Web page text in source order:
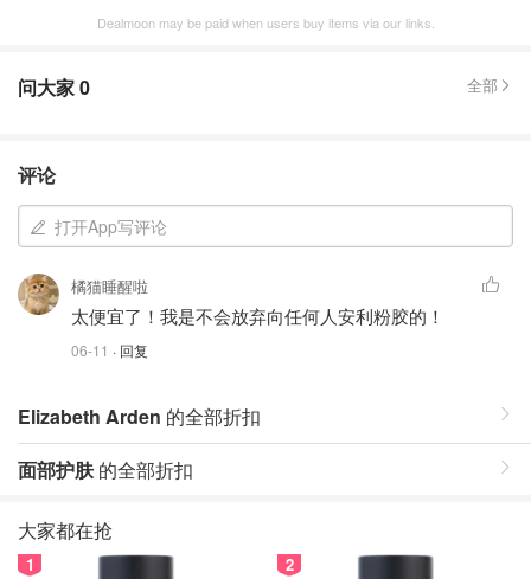
Dealmoon may be paid when users buy items via our links.
问大家0 全部
评论
打开App写评论
橘猫睡醒啦
太便宜了！我是不会放弃向任何人安利粉胶的！
06-11 · 回复
Elizabeth Arden 的全部折扣
面部护肤的全部折扣
大家都在抢
1 2